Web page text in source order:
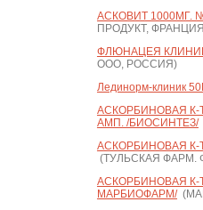
АСКОВИТ 1000МГ.
ПРОДУКТ,
ФЛЮНАЦЕЯ
ООО, РОССИЯ)
Лединорм-клиник
АСКОРБИНОВАЯ К-
АМП. /БИОСИНТЕЗ/
АСКОРБИНОВАЯ К-
(ТУЛЬСКАЯ ФАРМ.
АСКОРБИНОВАЯ К-
МАРБИОФАРМ/